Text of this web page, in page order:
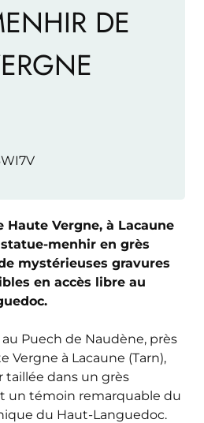
DE
Haute Vergne, à Lacaune
menhir en grès
mystérieuses gravures
en accès libre au
Puech de Naudène, près
Vergne à Lacaune (Tarn),
dans un grès
un témoin remarquable du
du Haut-Languedoc.